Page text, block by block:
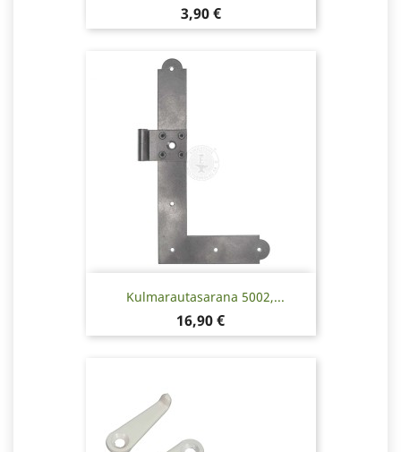
Hinta
3,90 €
Kulmarautasarana 5002,...
Hinta
16,90 €